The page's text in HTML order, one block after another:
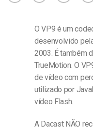
O VP9 é um
desenvolvido
2003. É também
TrueMotion. O
de vídeo com
utilizado por
vídeo Flash.
A Dacast NÃO